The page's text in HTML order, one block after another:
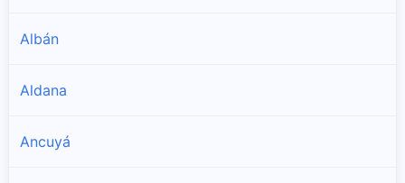
Albán
Aldana
Ancuyá